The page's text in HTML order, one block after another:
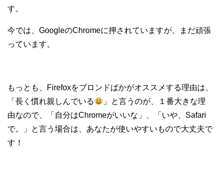
す。
今では、GoogleのChromeに押されていますが、まだ頑張
っています。
もっとも、Firefoxをブロンドばかがオススメする理由は、
「長く慣れ親しんでいる
」と言うのが、１番大きな理
由なので、「自分はChromeがいいな」、「いや、Safari
で。」と言う場合は、あなたが使いやすいもので大丈夫で
す！